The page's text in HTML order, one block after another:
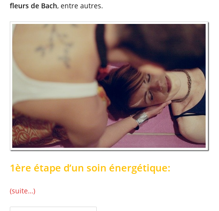
fleurs de Bach, entre autres.
1ère étape d’un soin énergétique:
(suite…)